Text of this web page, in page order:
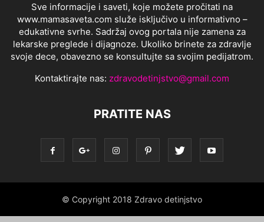
Sve informacije i saveti, koje možete pročitati na
www.mamasaveta.com služe isključivo u informativno –
edukativne svrhe. Sadržaj ovog portala nije zamena za
lekarske preglede i dijagnoze. Ukoliko brinete za zdravlje
svoje dece, obavezno se konsultujte sa svojim pedijatrom.
Kontaktirajte nas: zdravodetinjstvo@gmail.com
PRATITE NAS
© Copyright 2018 Zdravo detinjstvo